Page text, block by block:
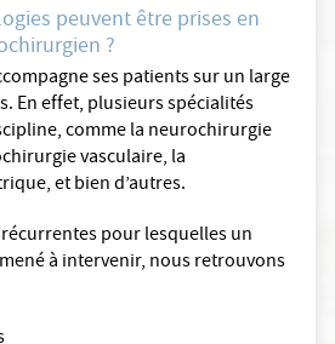
peuvent être prises en
?
ses patients sur un large
En effet, plusieurs spécialités
comme la neurochirurgie
vasculaire, la
et bien d’autres.
pour lesquelles un
à intervenir, nous retrouvons